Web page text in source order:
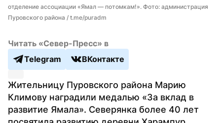
отделение ассоциации «Ямал — потомкам!». Фото: администрация
Пуровского района / t.me/puradm
Читать «Север-Пресс» в
Telegram
ВКонтакте
Жительницу Пуровского района Марию
Климову наградили медалью «За вклад в
развитие Ямала». Северянка более 40 лет